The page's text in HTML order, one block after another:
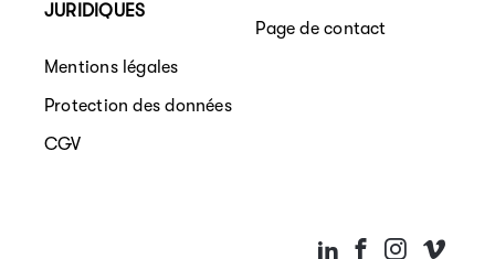
JURIDIQUES
Mentions légales
Protection des données
CGV
Page de contact